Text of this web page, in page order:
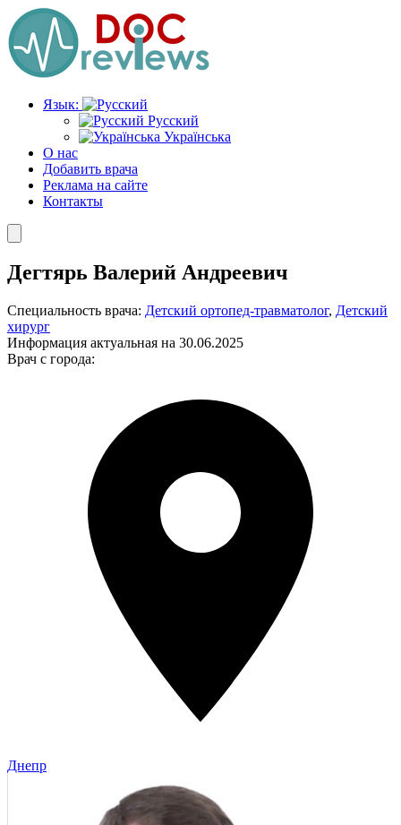
Перейти
к
содержимому
Язык:
Русский
Українська
О нас
Добавить врача
Реклама на сайте
Контакты
Дегтярь Валерий Андреевич
Специальность врача: Детский ортопед-травматолог, Детский
хирург
Информация актуальная на 30.06.2025
Врач с города:
Днепр